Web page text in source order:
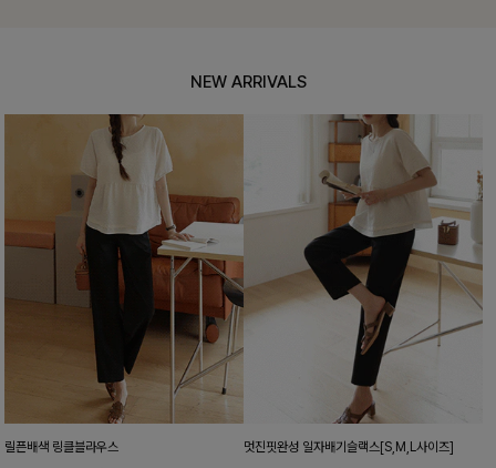
NEW ARRIVALS
릴픈배색 링클블라우스 멋진핏완성 일자배기슬랙스[S,M,L사이즈]